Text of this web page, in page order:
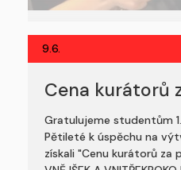
9.6.
Cena kurátorů
Gratulujeme studentům
Pětileté k úspěchu na
získali "Cenu kurátorů za